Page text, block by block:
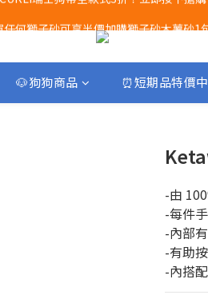
買任何獅子砂可享半價加購獅子砂木薯砂1包
🐶狗狗商品 ⏰短期品特價中
-由
-每件
-內部
-有助
-內搭